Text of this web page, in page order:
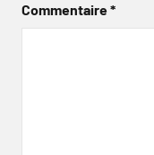
Commentaire*